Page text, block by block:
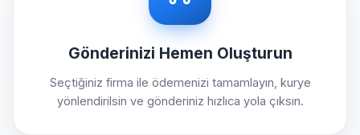
Gönderinizi Hemen Oluşturun
Seçtiğiniz firma ile ödemenizi tamamlayın, kurye
yönlendirilsin ve gönderiniz hızlıca yola çıksın.